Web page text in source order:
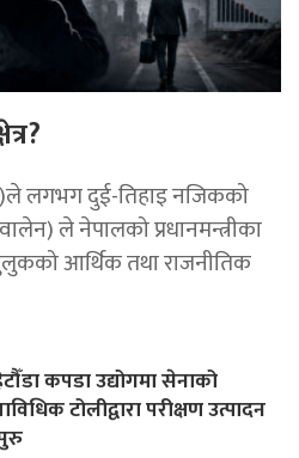
लगभग दुई-तिहाइ नजिकको
ले नेपालको प्रधानमन्त्रीका
आर्थिक तथा राजनीतिक
कपडा उद्योगमा सेनाको
टोलीद्वारा परीक्षण उत्पादन